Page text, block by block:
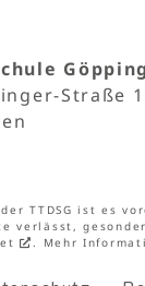
Straße
der TTDSG ist es
verlässt,
. Mehr